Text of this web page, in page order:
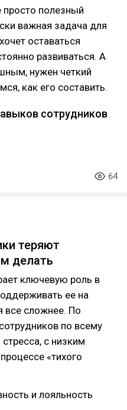
просто полезный
важная задача для
оставаться
развиваться. А
нужен четкий
как его составить.
сотрудников
64
теряют
делать
ключевую роль в
ее на
все сложнее. По
по всему
с низким
«тихого
и лояльность